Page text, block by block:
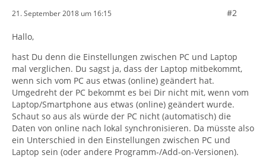
21. September 2018 um 16:15 #2
Hallo,
hast Du denn die Einstellungen zwischen PC und Laptop
mal verglichen. Du sagst ja, dass der Laptop mitbekommt,
wenn sich vom PC aus etwas (online) geändert hat.
Umgedreht der PC bekommt es bei Dir nicht mit, wenn vom
Laptop/Smartphone aus etwas (online) geändert wurde.
Schaut so aus als würde der PC nicht (automatisch) die
Daten von online nach lokal synchronisieren. Da müsste also
ein Unterschied in den Einstellungen zwischen PC und
Laptop sein (oder andere Programm-/Add-on-Versionen).